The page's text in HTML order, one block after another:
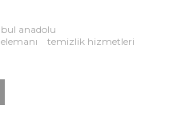
anadolu
temizlik hizmetleri